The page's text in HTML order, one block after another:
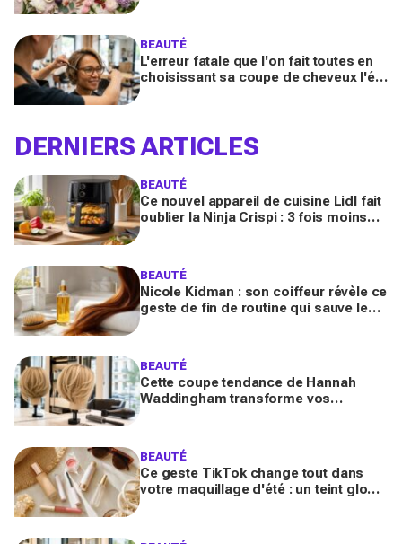
BEAUTÉ
L'erreur fatale que l'on fait toutes en
choisissant sa coupe de cheveux l'été
DERNIERS ARTICLES
BEAUTÉ
Ce nouvel appareil de cuisine Lidl fait
oublier la Ninja Crispi : 3 fois moins
BEAUTÉ
Nicole Kidman : son coiffeur révèle ce
geste de fin de routine qui sauve les
BEAUTÉ
Cette coupe tendance de Hannah
Waddingham transforme vos
BEAUTÉ
Ce geste TikTok change tout dans
votre maquillage d'été : un teint glowy